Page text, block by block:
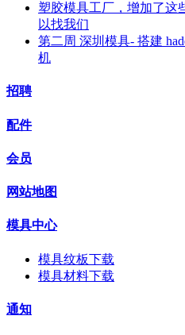
塑胶模具工厂，增加了这
以找我们
第二周 深圳模具- 搭建
机
招聘
配件
会员
网站地图
模具中心
模具纹板下载
模具材料下载
通知